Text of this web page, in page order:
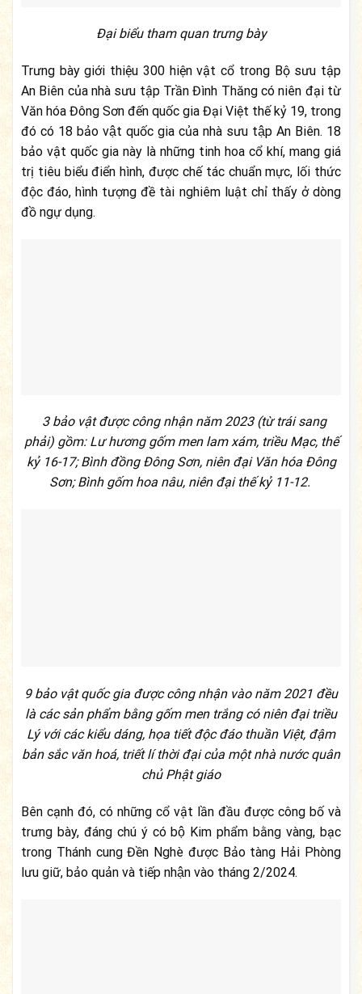
Đại biểu tham quan trưng bày
Trưng bày giới thiệu 300 hiện vật cổ trong Bộ sưu tập
An Biên của nhà sưu tập Trần Đình Thăng có niên đại từ
Văn hóa Đông Sơn đến quốc gia Đại Việt thế kỷ 19, trong
đó có 18 bảo vật quốc gia của nhà sưu tập An Biên. 18
bảo vật quốc gia này là những tinh hoa cổ khí, mang giá
trị tiêu biểu điển hình, được chế tác chuẩn mực, lối thức
độc đáo, hình tượng đề tài nghiêm luật chỉ thấy ở dòng
đồ ngự dụng.
3 bảo vật được công nhận năm 2023 (từ trái sang
phải) gồm: Lư hương gốm men lam xám, triều Mạc, thế
kỷ 16-17; Bình đồng Đông Sơn, niên đại Văn hóa Đông
Sơn; Bình gốm hoa nâu, niên đại thế kỷ 11-12.
9 bảo vật quốc gia được công nhận vào năm 2021 đều
là các sản phẩm bằng gốm men trắng có niên đại triều
Lý với các kiểu dáng, họa tiết độc đáo thuần Việt, đậm
bản sắc văn hoá, triết lí thời đại của một nhà nước quân
chủ Phật giáo
Bên cạnh đó, có những cổ vật lần đầu được công bố và
trưng bày, đáng chú ý có bộ Kim phẩm bằng vàng, bạc
trong Thánh cung Đền Nghè được Bảo tàng Hải Phòng
lưu giữ, bảo quản và tiếp nhận vào tháng 2/2024.